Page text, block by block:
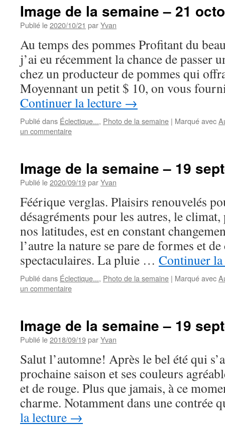
Image de la semaine – 21
Publié le2020/10/21 parYvan
Au temps des pommes Profitant du
j’ai eu récemment la chance de passer
chez un producteur de pommes qui
Moyennant un petit $ 10, on vous
Continuer la lecture →
Publié dans Éclectique..., Photo de la semaine | Marqué avec
un commentaire
Image de la semaine – 19
Publié le2020/09/19parYvan
Féérique verglas. Plaisirs renouvelés
désagréments pour les autres, le
nos latitudes, est en constant
l’autre la nature se pare de formes et
spectaculaires. La pluie … Continuer
Publié dans Éclectique..., Photo de la semaine | Marqué avec
un commentaire
Image de la semaine – 19
Publié le2018/09/19parYvan
Salut l’automne! Après le bel été qui
prochaine saison et ses couleurs
et de rouge. Plus que jamais, à ce
charme. Notamment dans une
la lecture →